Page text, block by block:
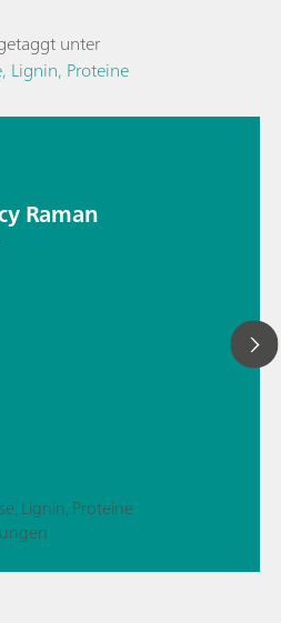
unter
Lignin, Proteine
Raman
Lignin, Proteine